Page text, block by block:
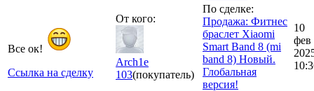
Все ок!
Ссылка на сделку
От кого:
Arch1e
103(покупатель)
По сделке:
Продажа: Фитнес
браcлет Xiaomi
Smart Band 8 (mi
band 8) Новый.
Глобальная
версия!
10
фев